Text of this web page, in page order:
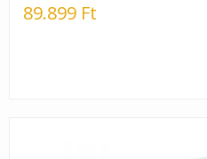
89.899 Ft